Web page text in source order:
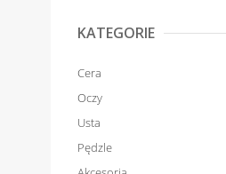
KATEGORIE
Cera
Oczy
Usta
Pędzle